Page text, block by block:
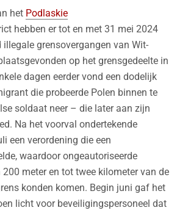
het Podlaskie
hebben er tot en met 31 mei 2024
grensovergangen van Wit-
op het grensgedeelte in
dagen eerder vond een dodelijk
die probeerde Polen binnen te
soldaat neer – die later aan zijn
Na het voorval ondertekende
een verordening die een
waardoor ongeautoriseerde
meter en tot twee kilometer van de
konden komen. Begin juni gaf het
licht voor beveiligingspersoneel dat